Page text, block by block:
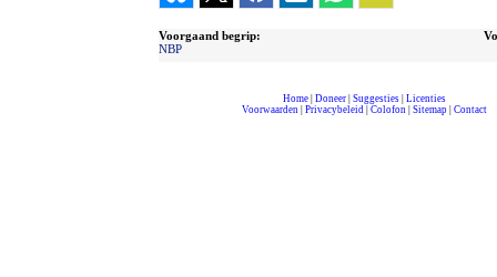
Voorgaand begrip:
NBP
Home| Doneer| Suggesties| Licenties
Voorwaarden| Privacybeleid| Colofon| Sitemap| Contact